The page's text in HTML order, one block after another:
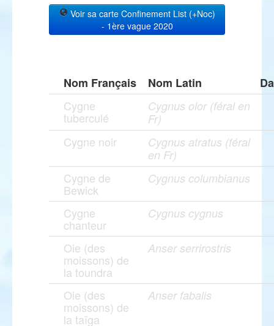
Voir sa carte Confinement List (+Noc)
- 1ère vague 2020
Nom Français Nom Latin
Cygne
tuberculé
Cygnus olor (féral en
Fr)
Cygne noir
Cygnus atratus (féral
en Fr)
Cygne de
Bewick
Cygnus columbianus
Cygne
chanteur
Cygnus cygnus
Oie (des
moissons) de
la toundra
Anser serrirostris
Oie (des
moissons) de
la taïga
Anser fabalis